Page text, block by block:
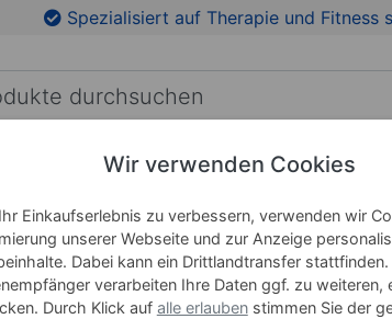
Zu den Produktbildern springen
Spezialisiert auf Therapie und Fitness
LEHRMITTEL WELLNESS
Wir verwenden Cookies
Einkaufserlebnis zu verbessern, verwenden wir
unserer Webseite und zur Anzeige
Dabei kann ein Drittlandtransfer stattfinden.
verarbeiten Ihre Daten ggf. zu weiteren,
Durch Klick auf alle erlaubenstimmen Sie der